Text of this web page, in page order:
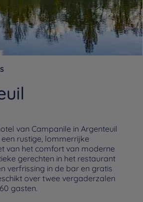
van Campanile in Argenteuil
rustige, lommerrijke
van het comfort van moderne
gerechten in het restaurant
verfrissing in de bar en gratis
over twee vergaderzalen
gasten.